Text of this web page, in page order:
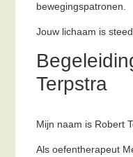
bewegingspatronen.
Jouw lichaam is
Terpstra
Mijn naam is Robert
Als oefentherapeut